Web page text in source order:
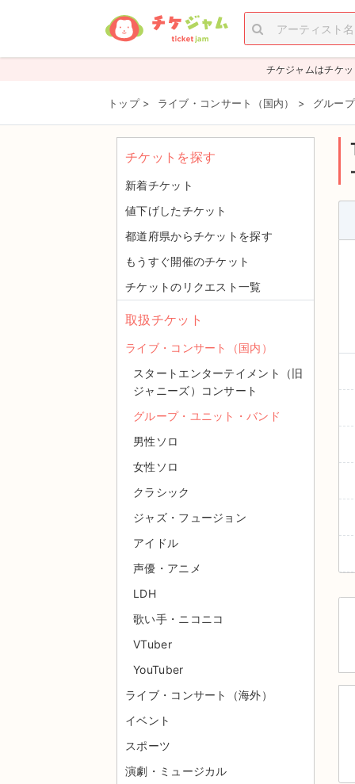
チケジャムはチケ
トップ > ライブ・コンサート（国内） > グルー
チケットを探す
新着チケット
値下げしたチケット
都道府県からチケットを探す
もうすぐ開催のチケット
チケットのリクエスト一覧
取扱チケット
ライブ・コンサート（国内）
スタートエンターテイメント（旧
ジャニーズ）コンサート
グループ・ユニット・バンド
男性ソロ
女性ソロ
クラシック
ジャズ・フュージョン
アイドル
声優・アニメ
LDH
歌い手・ニコニコ
VTuber
YouTuber
ライブ・コンサート（海外）
イベント
スポーツ
演劇・ミュージカル